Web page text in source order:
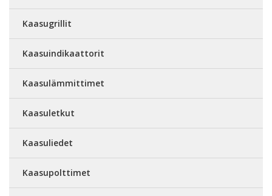
Kaasugrillit
Kaasuindikaattorit
Kaasulämmittimet
Kaasuletkut
Kaasuliedet
Kaasupolttimet